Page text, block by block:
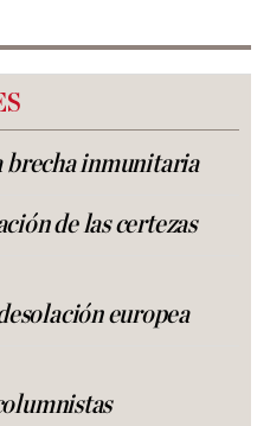
brecha inmunitaria
de las certezas
europea